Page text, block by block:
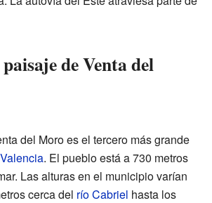
de Venta del
del Moro es el tercero más grande
. El pueblo está a 730 metros
Las alturas en el municipio varían
cerca del río Cabriel hasta los